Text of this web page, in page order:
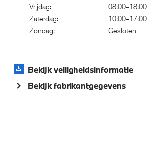
Vrijdag:
08:00–18:00
Zaterdag:
10:00–17:00
Zondag:
Gesloten
Bekijk veiligheidsinformatie
Bekijk fabrikantgegevens